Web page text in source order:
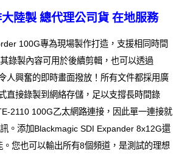
陸製 總代理公司貨 在地服務
100G專為現場製作打造，支援相同時間
錄製內容可用於後續剪輯，也可以透過
人興奮的即時畫面撥放！所有文件都採用廣
直接錄製到網絡存儲，足以支撐長時間錄
2110 100G乙太網路連接，因此單一連接就
。添加Blackmagic SDI Expander 8x12G還
。您也可以輸出所有8個頻道，是測試的理想